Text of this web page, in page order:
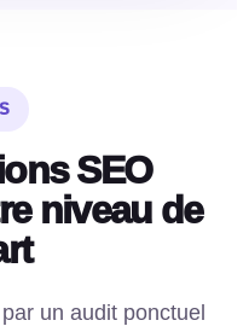
SEO
niveau de
un audit ponctuel